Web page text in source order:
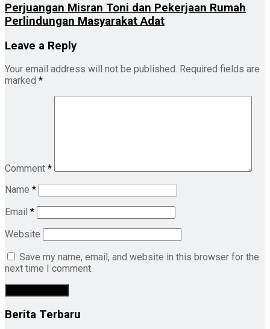
Perjuangan Misran Toni dan Pekerjaan Rumah
Perlindungan Masyarakat Adat
Leave a Reply
Your email address will not be published. Required fields are
marked *
Comment *
Name *
Email *
Website
Save my name, email, and website in this browser for the
next time I comment.
Berita Terbaru